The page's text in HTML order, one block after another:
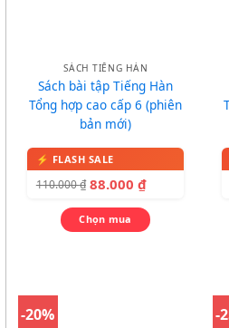
SÁCH TIẾNG HÀN
Sách bài tập Tiếng Hàn
Tổng hợp cao cấp 6 (phiên
bản mới)
110.000₫ 88.000 ₫
Chọn mua
-20% -